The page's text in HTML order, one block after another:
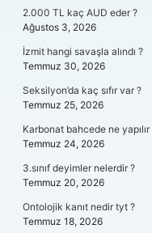
2.000 TL kaç AUD eder ?
Ağustos 3, 2026
İzmit hangi savaşla alındı ?
Temmuz 30, 2026
Seksilyon’da kaç sıfır var ?
Temmuz 25, 2026
Karbonat bahcede ne yapılır
Temmuz 24, 2026
3.sınıf deyimler nelerdir ?
Temmuz 20, 2026
Ontolojik kanıt nedir tyt ?
Temmuz 18, 2026